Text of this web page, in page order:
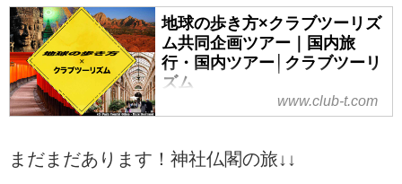
都でいただく 7つの御朱印めぐり2
日間＜ワクチン・検査パッケージ
適用ツアー＞の紹介をしていま
す。ツアー・旅行のお申込ならク
ラブツーリズム。
地球の歩き方×クラブツーリズ
ム共同企画ツアー｜国内旅
行・国内ツアー│クラブツーリ
ズム
クラブツーリズムと「地球の歩き
歩き方×クラブツーリズム共同企画
ツアー』国内ツアーのご案内。個
www.club-t.com
まだまだあります！神社仏閣の旅↓↓